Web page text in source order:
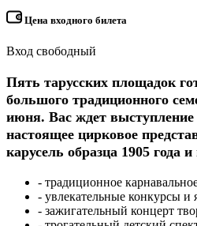
Цена входного билета
Вход свободный
Пять тарусских площадок
большого традиционного
июня. Вас ждет
настоящее цирковое
карусель образца 1905 года
- традиционное
- увлекательные конкурсы и
- зажигательный концерт